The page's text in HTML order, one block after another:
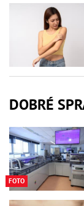
DOBRÉ
FOTO